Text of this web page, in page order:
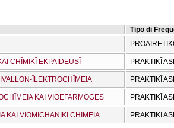
Tipo di
CΗĪMIKĪ EKPAIDEUSĪ PRAKTIKĪ
ĪLEKTROCΗĪMEIA PRAKTIKĪ
KAI VIOEFARMOGES PRAKTIKĪ
KAI VIOMĪCΗANIKĪ CΗĪMEIA PRAKTIKĪ